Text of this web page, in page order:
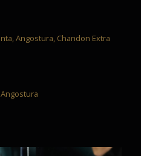
Angostura, Chandon Extra